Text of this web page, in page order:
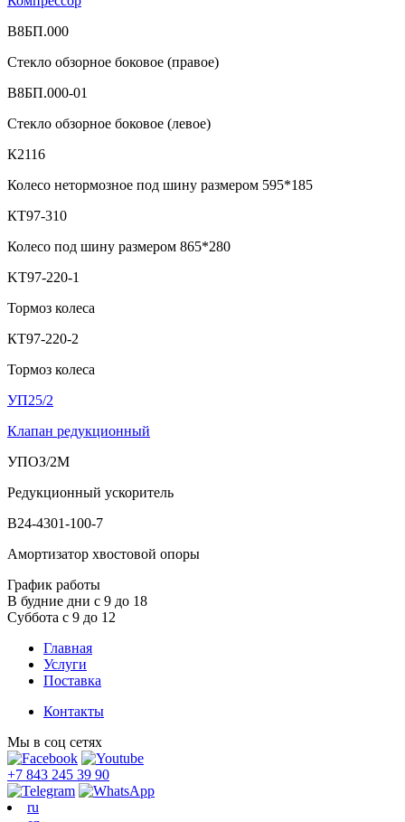
В8БП.000
Стекло обзорное боковое (правое)
В8БП.000-01
Стекло обзорное боковое (левое)
К2116
Колесо нетормозное под шину размером 595*185
КТ97-310
Колесо под шину размером 865*280
KT97-220-1
Тормоз колеса
КТ97-220-2
Тормоз колеса
УП25/2
Клапан редукционный
УПОЗ/2М
Редукционный ускоритель
В24-4301-100-7
Амортизатор хвостовой опоры
График работы
В будние дни с 9 до 18
Суббота с 9 до 12
Главная
Услуги
Поставка
Контакты
Мы в соц сетях
+7 843 245 39 90
ru